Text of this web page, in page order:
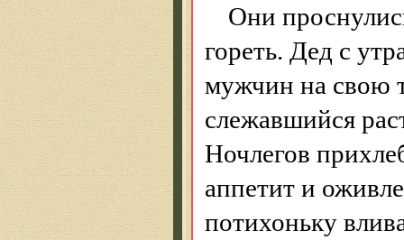
Они
гореть. Дед с
мужчин на свою
слежавшийся
Ночлегов
аппетит и
потихоньку